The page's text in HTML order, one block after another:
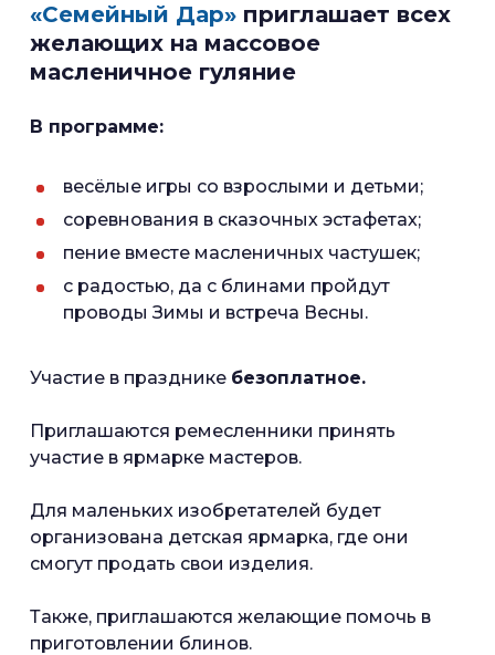
«Семейный Дар» приглашает всех
желающих на массовое
масленичное гуляние
В программе:
весёлые игры со взрослыми и детьми;
соревнования в сказочных эстафетах;
пение вместе масленичных частушек;
с радостью, да с блинами пройдут
проводы Зимы и встреча Весны.
Участие в празднике безоплатное.
Приглашаются ремесленники принять
участие в ярмарке мастеров.
Для маленьких изобретателей будет
организована детская ярмарка, где они
смогут продать свои изделия.
Также, приглашаются желающие помочь в
приготовлении блинов.